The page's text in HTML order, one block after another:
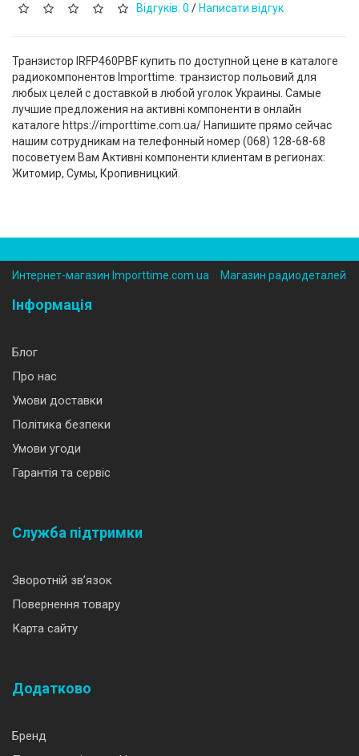
Відгуків: 0 / Написати відгук
Транзистор IRFP460PBF купить по доступной цене в каталоге
радиокомпонентов Importtime. транзистор польовий для
любых целей с доставкой в любой уголок Украины. Самые
лучшие предложения на активні компоненти в онлайн
каталоге https://importtime.com.ua/ Напишите прямо сейчас
нашим сотрудникам на телефонный номер (‎068) 128-68-68
посоветуем Вам Активні компоненти клиентам в регионах:
Житомир, Сумы, Кропивницкий.
Интернет-магазин Importtime.com.ua Магазин радиодеталей
Інформація
Блог
Про нас
Умови доставки
Політика безпеки
Умови угоди
Гарантія та сервіс
Служба підтримки
Зворотній зв’язок
Повернення товару
Карта сайту
Додатково
Бренд